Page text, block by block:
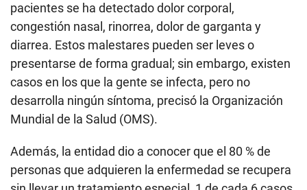
pacientes se ha detectado dolor corporal,
congestión nasal, rinorrea, dolor de garganta y
diarrea. Estos malestares pueden ser leves o
presentarse de forma gradual; sin embargo, existen
casos en los que la gente se infecta, pero no
desarrolla ningún síntoma, precisó la Organización
Mundial de la Salud (OMS).
Además, la entidad dio a conocer que el 80 % de
personas que adquieren la enfermedad se recupera